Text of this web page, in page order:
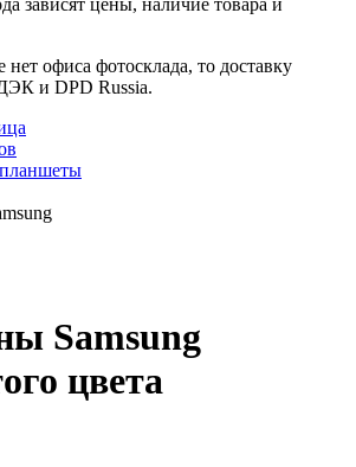
зависят цены, наличие товара и
офиса фотосклада, то доставку
и DPD Russia.
Samsung
цвета